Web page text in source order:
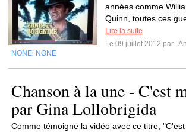
années comme
Quinn, toutes ces
Lire la suite
Le 09 juillet 2012 par
NONE NONE
Chanson à la une - C'est
par Gina Lollobrigida
Comme témoigne la vidéo avec ce titre,